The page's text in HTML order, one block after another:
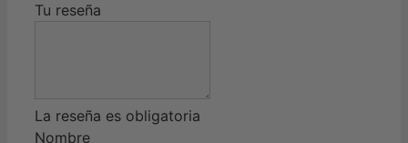
Tu reseña
La reseña es obligatoria
Nombre